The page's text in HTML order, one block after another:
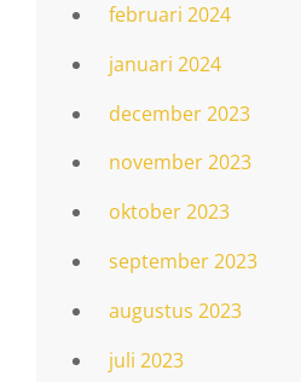
februari 2024
januari 2024
december 2023
november 2023
oktober 2023
september 2023
augustus 2023
juli 2023